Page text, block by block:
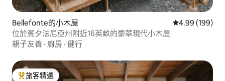
Bellefonte的小木屋 從 199 則評價
4.99 (199)
位於賓夕法尼亞州附近16英畝的豪華現代小木屋
親子友善 · 廚房 · 健行
旅客精選